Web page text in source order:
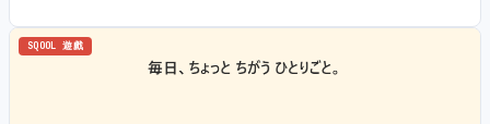
SQOOL 遊戲